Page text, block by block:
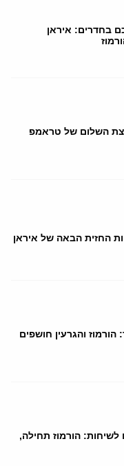
בחדרים: איראן
השלום של טראמפ
החזית הבאה של איראן
והגרעין חושפים
לשיחות: הורמוז תחילה,